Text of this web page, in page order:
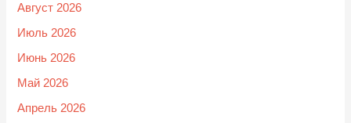
Август 2026
Июль 2026
Июнь 2026
Май 2026
Апрель 2026